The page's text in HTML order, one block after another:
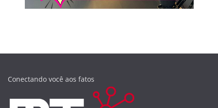
Conectando você aos fatos